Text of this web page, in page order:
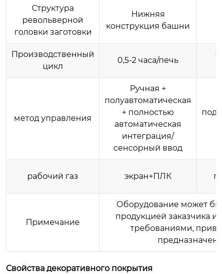
Структура
револьверной
головки заготовки
Нижняя
конструкция башни
Производственный
цикл
0,5-2 часа/печь
метод управления
Ручная +
полуавтоматическая
+ полностью
автоматическая
интеграция/
сенсорный ввод
рабочий газ экран+ПЛК
Примечание
Оборудование может
продукцией заказчика
требованиями,
Свойства декоративного покрытия